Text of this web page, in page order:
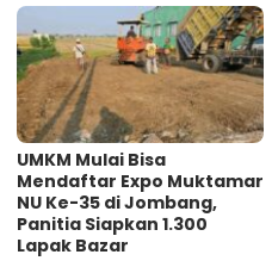
UMKM Mulai Bisa
Mendaftar Expo Muktamar
NU Ke-35 di Jombang,
Panitia Siapkan 1.300
Lapak Bazar